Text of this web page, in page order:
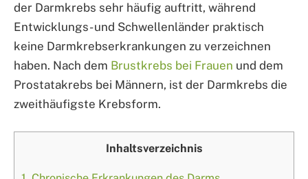
der Darmkrebs sehr häufig auftritt, während
Entwicklungs- und Schwellenländer praktisch
keine Darmkrebserkrankungen zu verzeichnen
haben. Nach dem Brustkrebs bei Frauen und dem
Prostatakrebs bei Männern, ist der Darmkrebs die
zweithäufigste Krebsform.
Inhaltsverzeichnis